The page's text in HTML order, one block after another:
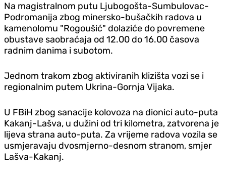
Na magistralnom putu Ljubogošta-Sumbulovac-
Podromanija zbog minersko-bušačkih radova u
kamenolomu "Rogoušić" dolaziće do povremene
obustave saobraćaja od 12.00 do 16.00 časova
radnim danima i subotom.
Jednom trakom zbog aktiviranih klizišta vozi se i
regionalnim putem Ukrina-Gornja Vijaka.
U FBiH zbog sanacije kolovoza na dionici auto-puta
Kakanj-Lašva, u dužini od tri kilometra, zatvorena je
lijeva strana auto-puta. Za vrijeme radova vozila se
usmjeravaju dvosmjerno-desnom stranom, smjer
Lašva-Kakanj.